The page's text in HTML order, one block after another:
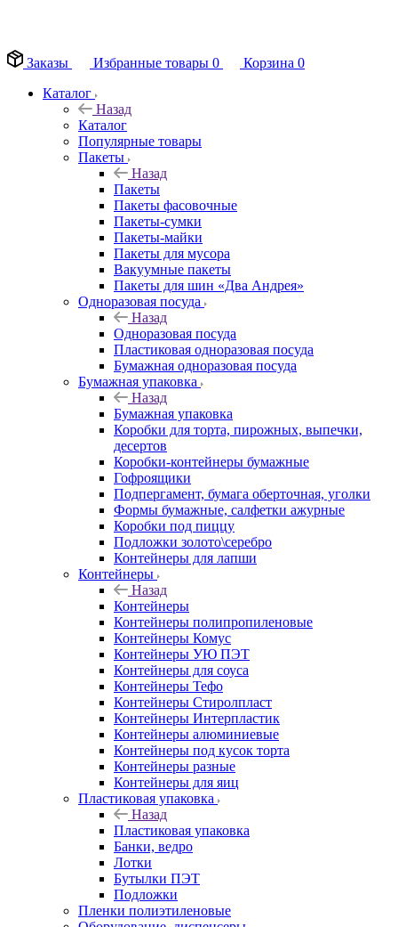
Заказы
Избранные товары 0 Корзина 0
Каталог
Назад
Каталог
Популярные товары
Пакеты
Назад
Пакеты
Пакеты фасовочные
Пакеты-сумки
Пакеты-майки
Пакеты для мусора
Вакуумные пакеты
Пакеты для шин «Два Андрея»
Одноразовая посуда
Назад
Одноразовая посуда
Пластиковая одноразовая посуда
Бумажная одноразовая посуда
Бумажная упаковка
Назад
Бумажная упаковка
Коробки для торта, пирожных, выпечки,
десертов
Коробки-контейнеры бумажные
Гофроящики
Подпергамент, бумага оберточная, уголки
Формы бумажные, салфетки ажурные
Коробки под пиццу
Подложки золото\серебро
Контейнеры для лапши
Контейнеры
Назад
Контейнеры
Контейнеры полипропиленовые
Контейнеры Комус
Контейнеры УЮ ПЭТ
Контейнеры для соуса
Контейнеры Тефо
Контейнеры Стиролпласт
Контейнеры Интерпластик
Контейнеры алюминиевые
Контейнеры под кусок торта
Контейнеры разные
Контейнеры для яиц
Пластиковая упаковка
Назад
Пластиковая упаковка
Банки, ведро
Лотки
Бутылки ПЭТ
Подложки
Пленки полиэтиленовые